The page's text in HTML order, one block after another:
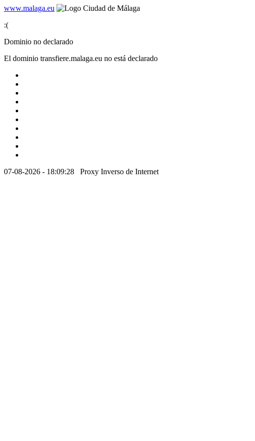
www.malaga.eu
:(
Dominio no declarado
El dominio transfiere.malaga.eu no está declarado
07-08-2026 - 18:09:28 Proxy Inverso de Internet